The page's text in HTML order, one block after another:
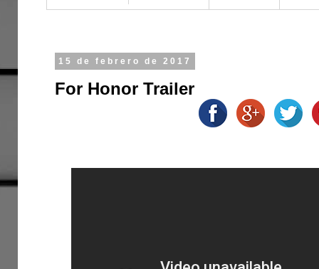
15 de febrero de 2017
For Honor Trailer